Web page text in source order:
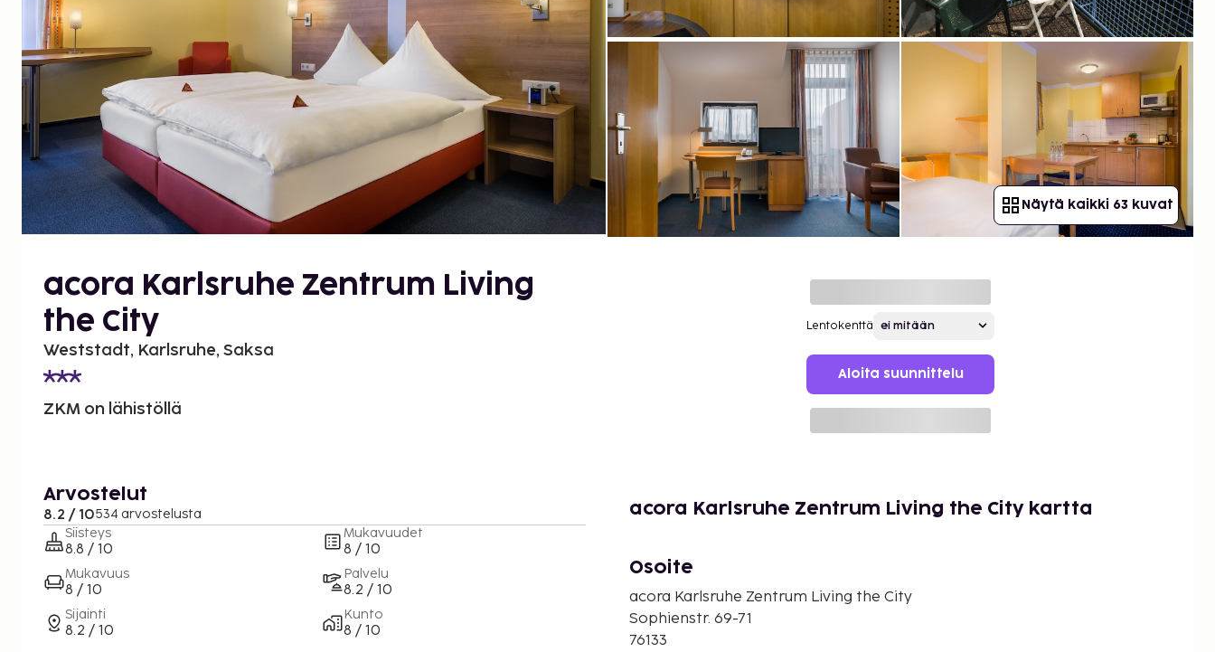
Näytä kaikki 63 kuvat
acora Karlsruhe Zentrum Living
the City
Weststadt, Karlsruhe, Saksa
ZKM on lähistöllä
Lentokenttä
Aloita suunnittelu
Arvostelut
8.2 / 10534 arvostelusta
Siisteys
8.8 / 10
Mukavuus
8 / 10
Sijainti
8.2 / 10
Mukavuudet
8 / 10
Palvelu
8.2 / 10
Kunto
8 / 10
acora Karlsruhe Zentrum Living the City kartta
Osoite
acora Karlsruhe Zentrum Living the City
Sophienstr. 69-71
76133